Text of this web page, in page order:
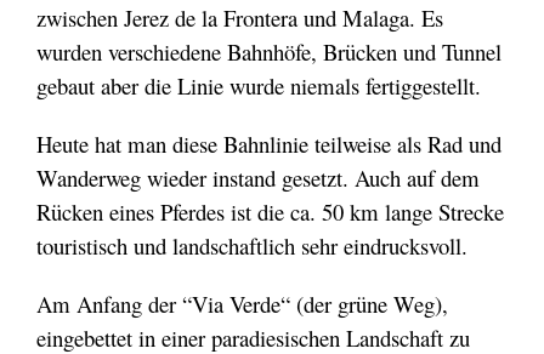
zwischen Jerez de la Frontera und Malaga. Es
wurden verschiedene Bahnhöfe, Brücken und Tunnel
gebaut aber die Linie wurde niemals fertiggestellt.
Heute hat man diese Bahnlinie teilweise als Rad und
Wanderweg wieder instand gesetzt. Auch auf dem
Rücken eines Pferdes ist die ca. 50 km lange Strecke
touristisch und landschaftlich sehr eindrucksvoll.
Am Anfang der “Via Verde“ (der grüne Weg),
eingebettet in einer paradiesischen Landschaft zu